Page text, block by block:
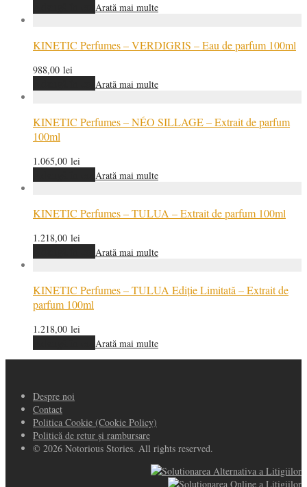
Arată mai multe
KINETIC Perfumes – VERDIGRIS – Eau de parfum 100ml
988,00 lei
Arată mai multe
KINETIC Perfumes – NÉO SILLAGE – Extrait de parfum
100ml
1.065,00 lei
Arată mai multe
KINETIC Perfumes – TULUA – Extrait de parfum 100ml
1.218,00 lei
Arată mai multe
KINETIC Perfumes – TULUA Ediție Limitată – Extrait de
parfum 100ml
1.218,00 lei
Arată mai multe
Despre noi
Contact
Politica Cookie (Cookie Policy)
Politică de retur și rambursare
© 2026 Notorious Stories. All rights reserved.